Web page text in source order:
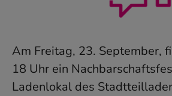
Am Freitag, 23. September,
18 Uhr ein
Ladenlokal des